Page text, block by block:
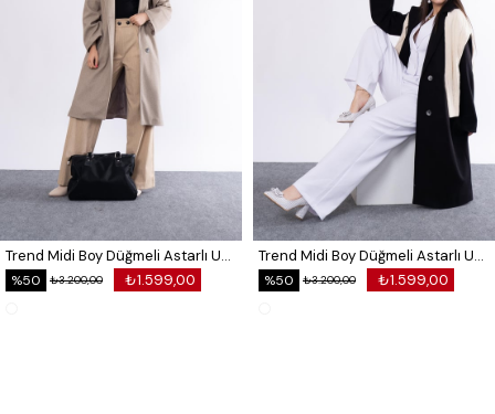
Trend Midi Boy Düğmeli Astarlı Uzun Kaban 2584
₺1.599,00
₺3.200,00
%50
Trend Midi Boy Düğmeli Astarlı Uzun Kaban 2584
₺1.599,00
₺3.200,00
%50